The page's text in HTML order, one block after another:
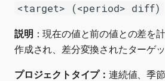
<target> (<period> diff)
説明 ：現在の値と前の値との差を
作成され、差分変換されたターゲッ
プロジェクトタイプ： 連続値、季